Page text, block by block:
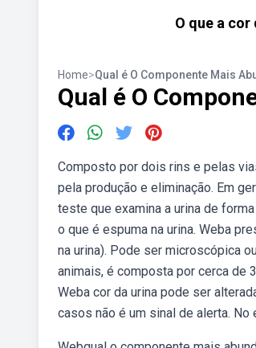
O que a
Home>Qual é O Componente Mais
Qual é O
Composto por dois rins e pelas
pela produção e eliminação. Em
teste que examina a urina de
o que é espuma na urina. Weba
na urina). Pode ser microscópica
animais, é composta por cerca de
Weba cor da urina pode ser
casos não é um sinal de alerta. No